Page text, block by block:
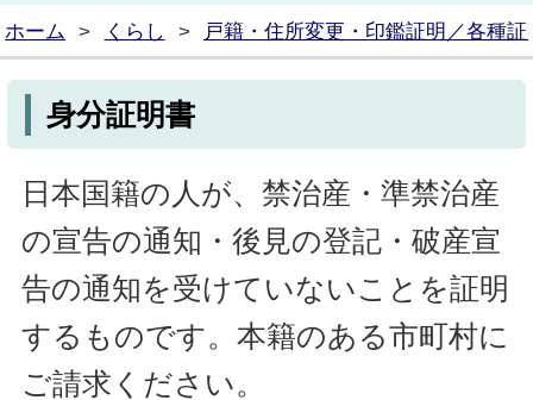
ホーム > くらし > 戸籍・住所変更・印鑑証明／各種証
身分証明書
日本国籍の人が、禁治産・準禁治産
の宣告の通知・後見の登記・破産宣
告の通知を受けていないことを証明
するものです。本籍のある市町村に
ご請求ください。